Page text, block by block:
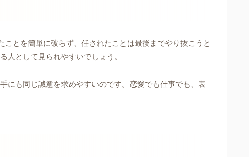
ことを簡単に破らず、任されたことは最後までやり抜こうと
人として見られやすいでしょう。
にも同じ誠意を求めやすいのです。恋愛でも仕事でも、表